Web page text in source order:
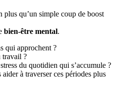
plus qu’un simple coup de boost
bien-être mental.
qui approchent ?
travail ?
du quotidien qui s’accumule ?
à traverser ces périodes plus